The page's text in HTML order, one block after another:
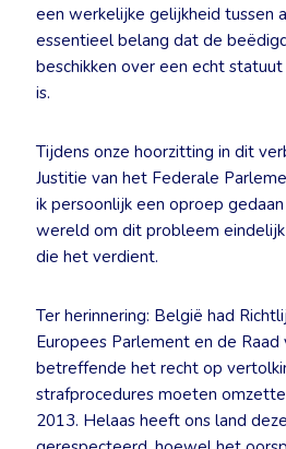
een werkelijke gelijkheid tussen
essentieel belang dat de
beschikken over een echt
is.
Tijdens onze hoorzitting in dit
Justitie van het Federale
ik persoonlijk een oproep
wereld om dit probleem
die het verdient.
Ter herinnering: België had
Europees Parlement en de
betreffende het recht op
strafprocedures moeten
2013. Helaas heeft ons land